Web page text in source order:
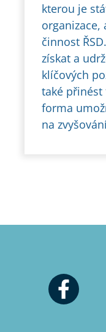
kterou je
činnost
získat a
klíčových
také přinést
forma
na